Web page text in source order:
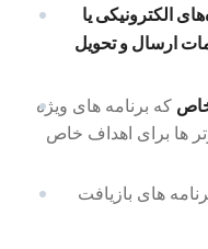
الکترونیکی یا
ارسال و تحویل
که برنامه های ویژه
ها برای اهداف خاص
های بازیافت